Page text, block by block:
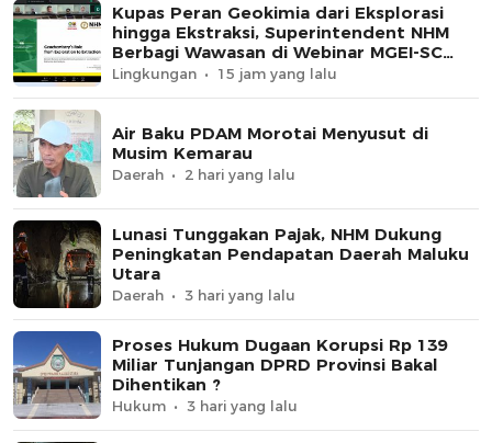
Kupas Peran Geokimia dari Eksplorasi
hingga Ekstraksi, Superintendent NHM
Berbagi Wawasan di Webinar MGEI-SC
UNG
Lingkungan 15 jam yang lalu
Air Baku PDAM Morotai Menyusut di
Musim Kemarau
Daerah 2 hari yang lalu
Lunasi Tunggakan Pajak, NHM Dukung
Peningkatan Pendapatan Daerah Maluku
Utara
Daerah 3 hari yang lalu
Proses Hukum Dugaan Korupsi Rp 139
Miliar Tunjangan DPRD Provinsi Bakal
Dihentikan ?
Hukum 3 hari yang lalu